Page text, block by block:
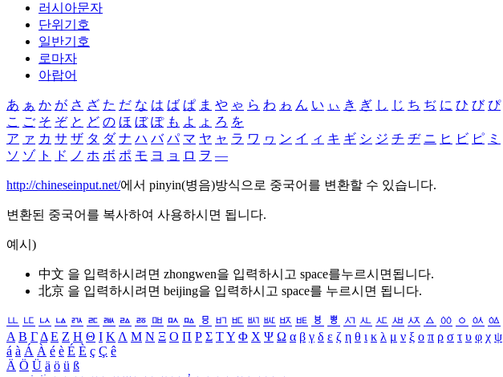
러시아문자
단위기호
일반기호
로마자
아랍어
あ ぁ か が さ ざ た だ な は ば ぱ ま や ゃ ら わ ゎ ん い ぃ き ぎ し じ ち ぢ に ひ び ぴ
こ ご そ ぞ と ど の ほ ぼ ぽ も よ ょ ろ を
ア ァ カ サ ザ タ ダ ナ ハ バ パ マ ヤ ャ ラ ワ ヮ ン イ ィ キ ギ シ ジ チ ヂ ニ ヒ ビ ピ ミ
ソ ゾ ト ド ノ ホ ボ ポ モ ヨ ョ ロ ヲ ―
http://chineseinput.net/에서 pinyin(병음)방식으로 중국어를 변환할 수 있습니다.
변환된 중국어를 복사하여 사용하시면 됩니다.
예시)
中文 을 입력하시려면 zhongwen을 입력하시고 space를누르시면됩니다.
北京 을 입력하시려면 beijing을 입력하시고 space를 누르시면 됩니다.
ㅥ ㅦ ㅧ ㅨ ㅩ ㅪ ㅫ ㅬ ㅭ ㅮ ㅯ ㅰ ㅱ ㅲ ㅳ ㅴ ㅵ ㅶ ㅷ ㅸ ㅹ ㅺ ㅻ ㅼ ㅽ ㅾ ㅿ ㆀ ㆁ ㆂ ㆃ
Α Β ΓΔ Ε Ζ Η Θ Ι ΚΛ Μ Ν Ξ Ο Π Ρ Σ ΤΥ Φ Χ Ψ Ω α β γ δ ε ζ η θ ι κ λ μ ν ξ ο π ρ σ τ υ φ χ ψ
á à Á À é è É È ç Ç ê
Ä Ö Ü ä ö ü ß